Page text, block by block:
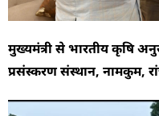
मुख्यमंत्री से भारतीय कृषि
प्रसंस्करण संस्थान, नामकुम,